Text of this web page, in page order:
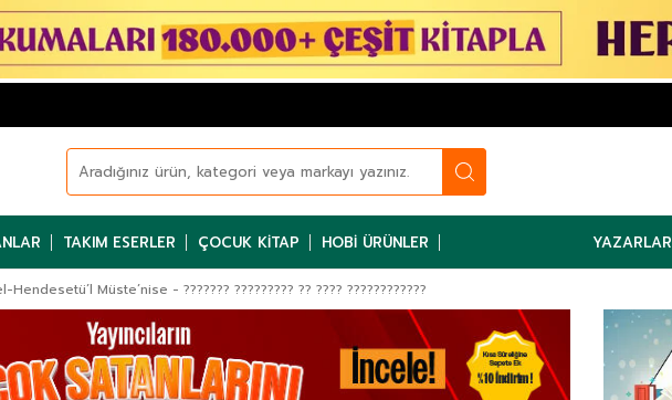
TAKIM ESERLER ÇOCUK KITAP HOBI ÜRÜNLER YAZARLAR
Hendesetü’l Müste’nise - ??????? ????????? ?? ???? ????????????